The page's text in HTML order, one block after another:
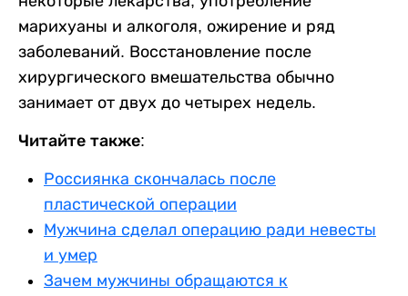
марихуаны и алкоголя, ожирение и ряд
заболеваний. Восстановление после
хирургического вмешательства обычно
занимает от двух до четырех недель.
Читайте также:
Россиянка скончалась после
пластической операции
Мужчина сделал операцию ради невесты
и умер
Зачем мужчины обращаются к